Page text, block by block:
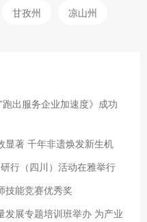
甘孜州 凉山州
跑出服务企业加速度》成功
显著 千年非遗焕发新生机
行（四川）活动在雅举行
技能竞赛优秀奖
发展专题培训班举办 为产业